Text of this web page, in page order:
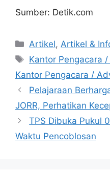
Sumber: Detik.com
Artikel,Artikel &
Kantor Pengacara
Kantor Pengacara /
Pelajaraan
JORR, Perhatikan
TPS Dibuka Pukul
Waktu Pencoblosan